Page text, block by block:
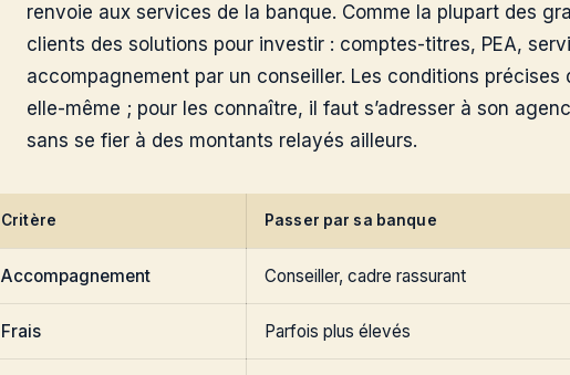
renvoie aux services de la banque. Comme la plupart des
clients des solutions pour investir : comptes-titres, PEA,
accompagnement par un conseiller. Les conditions
elle-même ; pour les connaître, il faut s’adresser à son
sans se fier à des montants relayés ailleurs.
Critère Passer par sa banque
Accompagnement Conseiller, cadre rassurant
Frais Parfois plus élevés